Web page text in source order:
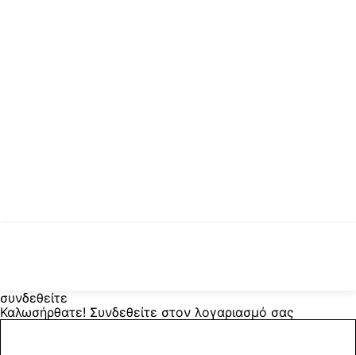
συνδεθείτε
Καλωσήρθατε! Συνδεθείτε στον λογαριασμό σας